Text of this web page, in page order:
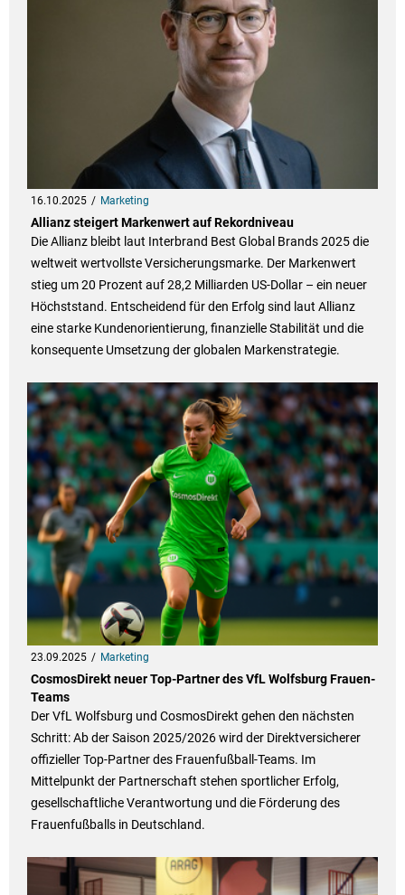
16.10.2025 Marketing
Allianz steigert Markenwert auf Rekordniveau
Die Allianz bleibt laut Interbrand Best Global Brands 2025 die
weltweit wertvollste Versicherungsmarke. Der Markenwert
stieg um 20 Prozent auf 28,2 Milliarden US-Dollar – ein neuer
Höchststand. Entscheidend für den Erfolg sind laut Allianz
eine starke Kundenorientierung, finanzielle Stabilität und die
konsequente Umsetzung der globalen Markenstrategie.
23.09.2025 Marketing
CosmosDirekt neuer Top-Partner des VfL Wolfsburg Frauen-
Teams
Der VfL Wolfsburg und CosmosDirekt gehen den nächsten
Schritt: Ab der Saison 2025/2026 wird der Direktversicherer
offizieller Top-Partner des Frauenfußball-Teams. Im
Mittelpunkt der Partnerschaft stehen sportlicher Erfolg,
gesellschaftliche Verantwortung und die Förderung des
Frauenfußballs in Deutschland.